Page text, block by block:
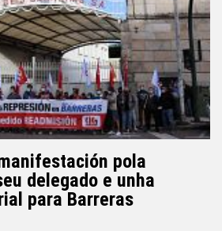
pola
delegado e unha
para Barreras